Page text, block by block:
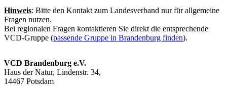
Hinweis: Bitte den Kontakt zum Landesverband nur für allgemeine
Fragen nutzen.
Bei regionalen Fragen kontaktieren Sie direkt die entsprechende
VCD-Gruppe (passende Gruppe in Brandenburg finden).
VCD Brandenburg e.V.
Haus der Natur, Lindenstr. 34,
14467 Potsdam